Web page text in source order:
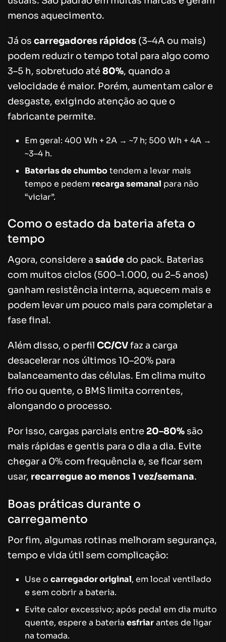
menos aquecimento.
Já os carregadores rápidos (3–4A ou mais)
podem reduzir o tempo total para algo como
3–5 h, sobretudo até80%, quando a
velocidade é maior. Porém, aumentam calor e
desgaste, exigindo atenção ao que o
fabricante permite.
Em geral: 400 Wh + 2A → ~7 h; 500 Wh + 4A →
~3–4 h.
Baterias de chumbotendem a levar mais
tempo e pedem recarga semanal para não
“viciar”.
Como o estado da bateria afeta o
tempo
Agora, considere a saúde do pack. Baterias
com muitos ciclos (500–1.000, ou 2–5 anos)
ganham resistência interna, aquecem mais e
podem levar um pouco mais para completar a
fase final.
Além disso, o perfil CC/CVfaz a carga
desacelerar nos últimos 10–20% para
balanceamento das células. Em clima muito
frio ou quente, o BMS limita correntes,
alongando o processo.
Por isso, cargas parciais entre 20–80% são
mais rápidas e gentis para o dia a dia. Evite
chegar a 0% com frequência e, se ficar sem
usar, recarregue ao menos 1 vez/semana.
Boas práticas durante o
carregamento
Por fim, algumas rotinas melhoram segurança,
tempo e vida útil sem complicação:
Use ocarregador original, em local ventilado
e sem cobrir a bateria.
Evite calor excessivo; após pedal em dia muito
quente, espere a bateriaesfriarantes de ligar
na tomada.